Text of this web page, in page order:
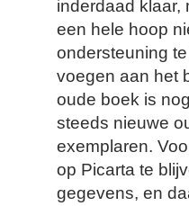
inderdaad klaar,
een hele hoop
ondersteuning
voegen aan het
oude boek is
steeds nieuwe
exemplaren.
op Picarta te
gegevens, en